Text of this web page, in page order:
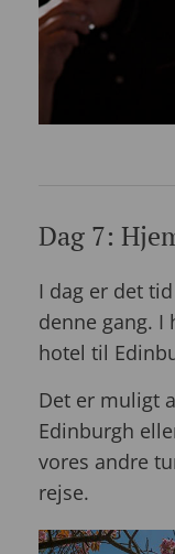
Dag 7:
I dag er det
denne gang. I
hotel til
Det er muligt
Edinburgh
vores andre
rejse.